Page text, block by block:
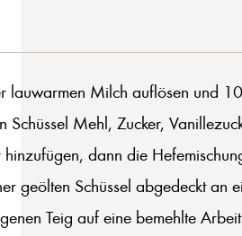
lauwarmen Milch auflösen und
Schüssel Mehl, Zucker,
hinzufügen, dann die
geölten Schüssel abgedeckt
Teig auf eine bemehlte